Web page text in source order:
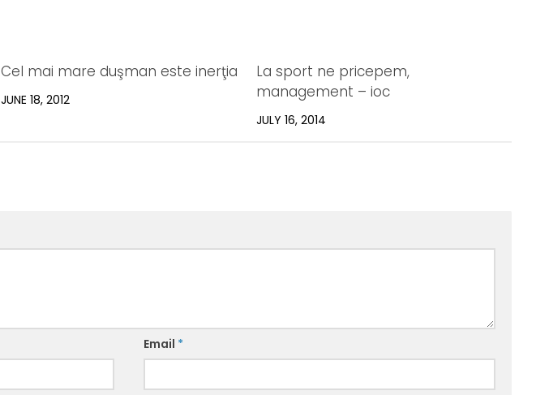
Cel mai mare duşman este inerţia
JUNE 18, 2012
La sport ne pricepem,
management – ioc
JULY 16, 2014
Email *